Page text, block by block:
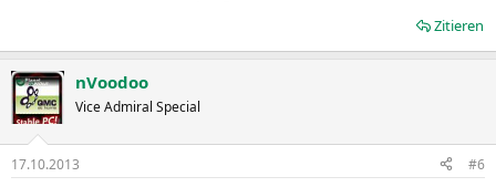
Zitieren
nVoodoo
Vice Admiral Special
17.10.2013 #6